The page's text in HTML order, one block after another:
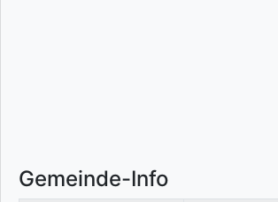
Gemeinde-Info